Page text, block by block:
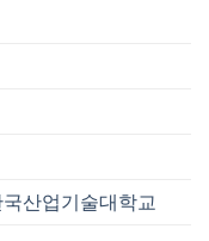
국산업기술대학교